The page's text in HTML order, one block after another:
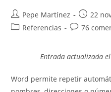
Autor
de
Pepe Martínez
de
22
Categoría
Referencias
entrada:
76
Entrada actualizada
Word permite repetir